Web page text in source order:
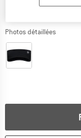
Photos détaillées